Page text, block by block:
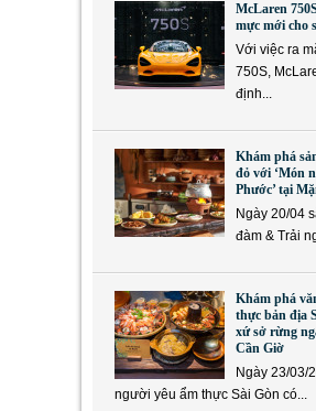
McLaren
mực mới cho
Với việc ra
750S,
định...
Khám phá
đỏ với ‘Món
Phước’ tại
Ngày 20/04
đàm & Trải
Khám phá
thực bản địa
xứ sở rừng
Cần Giờ
Ngày 23/03/
người yêu ẩm thực Sài Gòn có...